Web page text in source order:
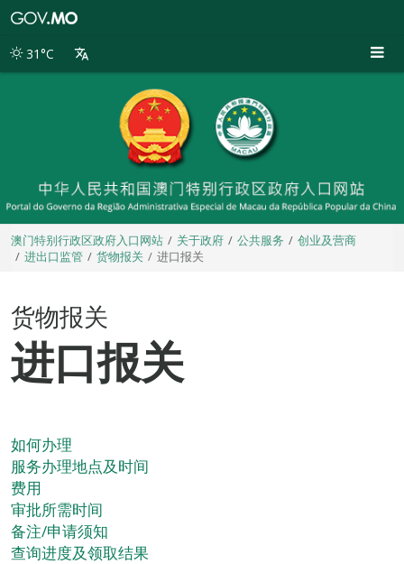
别
31°C
澳门特别行政区政府入口网站 关于政府 公共服务
创业及营商
进出口监管
货物报关 进口报关
货物报关
进口报关
如何办理
服务办理地点及时间
费用
审批所需时间
备注/申请须知
查询进度及领取结果